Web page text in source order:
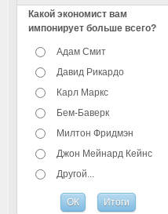
Какой экономист вам
импонирует больше всего?
Адам Смит
Давид Рикардо
Карл Маркс
Бем-Баверк
Милтон Фридмэн
Джон Мейнард Кейнс
Другой...